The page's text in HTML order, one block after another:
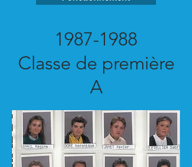
1987-1988
Classe de première
A